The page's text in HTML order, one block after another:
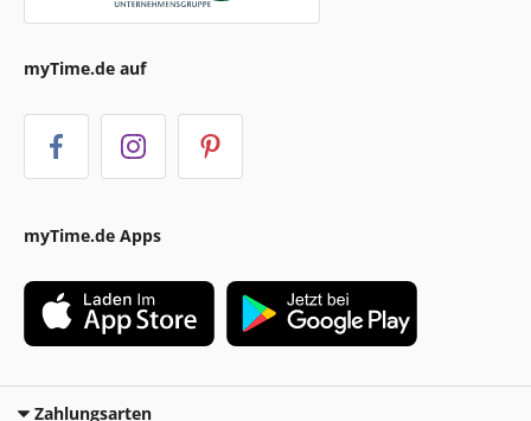
myTime.de auf
myTime.de Apps
Zahlungsarten